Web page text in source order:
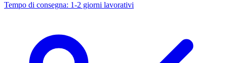
Tempo di consegna: 1-2 giorni lavorativi